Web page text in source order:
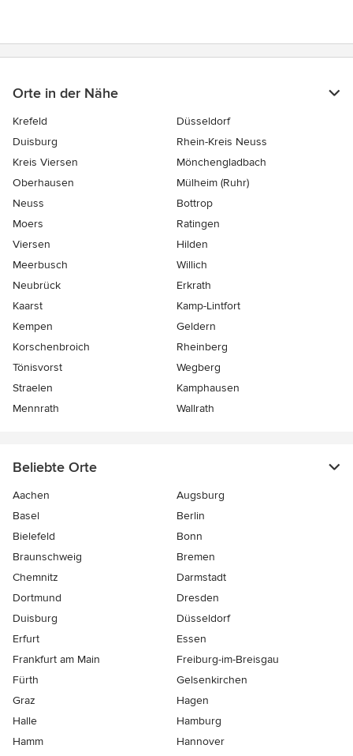
Orte in der Nähe
Krefeld
Düsseldorf
Duisburg
Rhein-Kreis Neuss
Kreis Viersen
Mönchengladbach
Oberhausen
Mülheim (Ruhr)
Neuss
Bottrop
Moers
Ratingen
Viersen
Hilden
Meerbusch
Willich
Neubrück
Erkrath
Kaarst
Kamp-Lintfort
Kempen
Geldern
Korschenbroich
Rheinberg
Tönisvorst
Wegberg
Straelen
Kamphausen
Mennrath
Wallrath
Beliebte Orte
Aachen
Augsburg
Basel
Berlin
Bielefeld
Bonn
Braunschweig
Bremen
Chemnitz
Darmstadt
Dortmund
Dresden
Duisburg
Düsseldorf
Erfurt
Essen
Frankfurt am Main
Freiburg-im-Breisgau
Fürth
Gelsenkirchen
Graz
Hagen
Halle
Hamburg
Hamm
Hannover